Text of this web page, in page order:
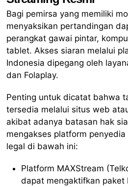
Bagi pemirsa yang memiliki
menyaksikan pertandingan
perangkat gawai pintar,
tablet. Akses siaran melalui
Indonesia dipegang oleh
dan Folaplay.
Penting untuk dicatat bahwa
tersedia melalui situs web
akibat adanya batasan hak
mengakses platform
legal di bawah ini:
Platform MAXStream
dapat mengaktifkan paket